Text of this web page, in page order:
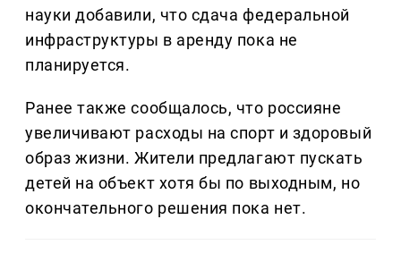
науки добавили, что сдача федеральной
инфраструктуры в аренду пока не
планируется.
Ранее также сообщалось, что россияне
увеличивают расходы на спорт и здоровый
образ жизни. Жители предлагают пускать
детей на объект хотя бы по выходным, но
окончательного решения пока нет.